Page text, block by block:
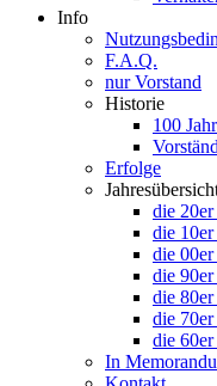
Info
F.A.Q.
nur Vorstand
Historie
100
Erfolge
die 20er
die 10er
die 00er
die 90er
die 80er
die 70er
die 60er
In